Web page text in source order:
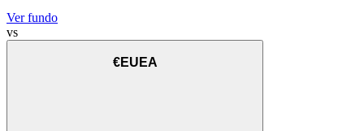
Ver fundo
vs
€EUEA